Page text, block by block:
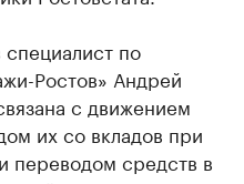
по
Ростов» Андрей
с движением
их со вкладов при
переводом средств в